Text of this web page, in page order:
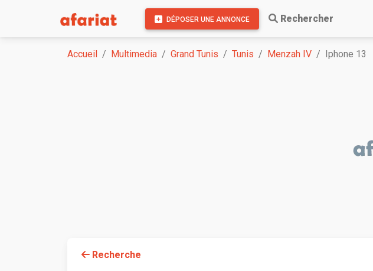
DÉPOSER UNE ANNONCE Rechercher
Accueil Multimedia Grand Tunis Tunis Menzah IV Iphone 13
Recherche